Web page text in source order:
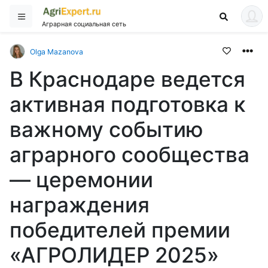
Аграрная социальная сеть
Olga Mazanova
В Краснодаре ведется
активная подготовка к
важному событию
аграрного сообщества
— церемонии
награждения
победителей премии
«АГРОЛИДЕР 2025»